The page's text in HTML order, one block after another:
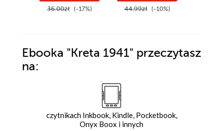
36.00zł (-17%) 44.99zł (-10%)
Ebooka "Kreta 1941" przeczytasz
na:
czytnikach Inkbook, Kindle, Pocketbook,
Onyx Boox i innych